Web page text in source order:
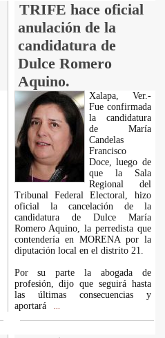
TRIFE hace oficial
anulación de la
candidatura de
Dulce Romero
Aquino.
Xalapa, Ver.-
Fue confirmada
la candidatura
de María
Candelas
Francisco
Doce, luego de
que la Sala
Regional del
Tribunal Federal Electoral, hizo
oficial la cancelación de la
candidatura de Dulce María
Romero Aquino, la perredista que
contendería en MORENA por la
diputación local en el distrito 21.
Por su parte la abogada de
profesión, dijo que seguirá hasta
las últimas consecuencias y
aportará